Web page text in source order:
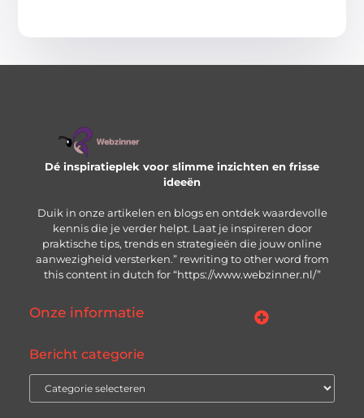
Dé inspiratieplek voor slimme inzichten en frisse
ideeën
Duik in onze artikelen en blogs en ontdek waardevolle
kennis die je verder helpt. Laat je inspireren door
praktische tips, trends en strategieën die jouw online
aanwezigheid versterken.” rewriting to other word from
this content in dutch for “https://www.webzinner.nl/”
Onze informatie
Bericht categorie